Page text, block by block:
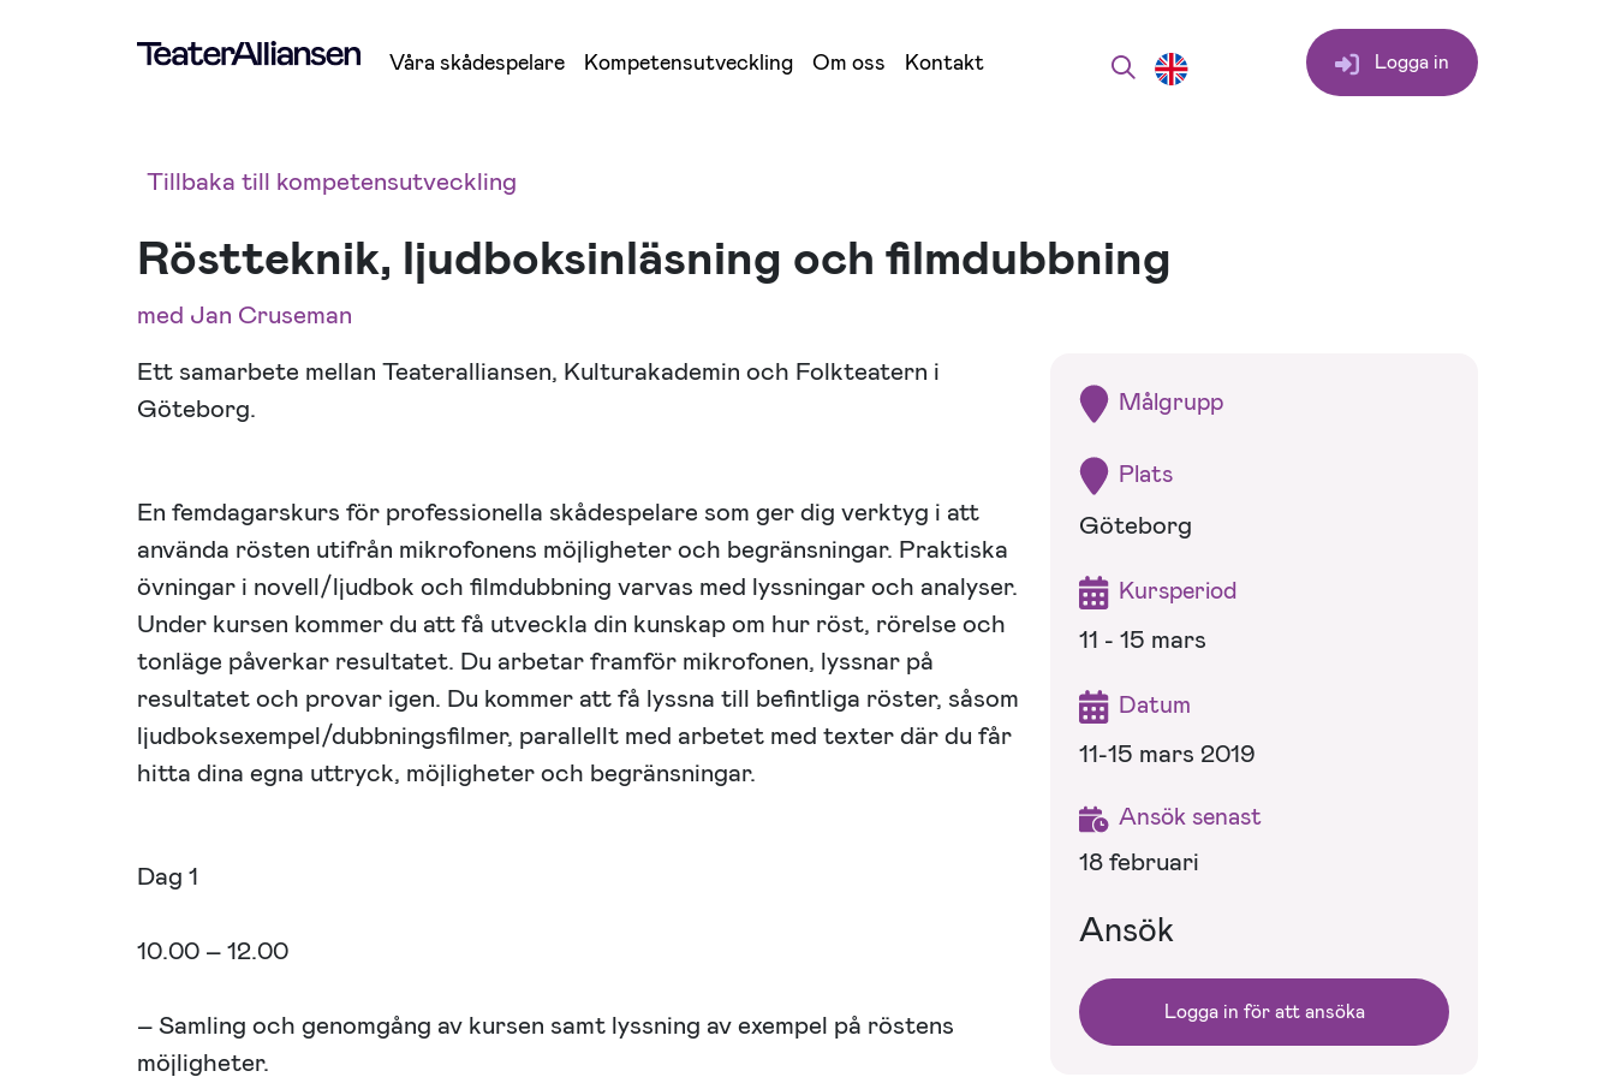
Våra skådespelare Kompetensutveckling Om oss Kontakt Logga in
Tillbaka till kompetensutveckling
Röstteknik, ljudboksinläsning och filmdubbning
med Jan Cruseman
Ett samarbete mellan Teateralliansen, Kulturakademin och Folkteatern i
Göteborg.
En femdagarskurs för professionella skådespelare som ger dig verktyg i att
använda rösten utifrån mikrofonens möjligheter och begränsningar. Praktiska
övningar i novell/ljudbok och filmdubbning varvas med lyssningar och analyser.
Under kursen kommer du att få utveckla din kunskap om hur röst, rörelse och
tonläge påverkar resultatet. Du arbetar framför mikrofonen, lyssnar på
resultatet och provar igen. Du kommer att få lyssna till befintliga röster, såsom
ljudboksexempel/dubbningsfilmer, parallellt med arbetet med texter där du får
hitta dina egna uttryck, möjligheter och begränsningar.
Dag 1
10.00 – 12.00
– Samling och genomgång av kursen samt lyssning av exempel på röstens
möjligheter.
Målgrupp
Plats
Göteborg
Kursperiod
11 - 15 mars
Datum
11-15 mars 2019
Ansök senast
18 februari
Ansök
Logga in för att ansöka